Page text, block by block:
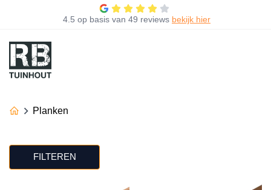
4.5 op basis van 49 reviews bekijk hier
Planken
FILTEREN